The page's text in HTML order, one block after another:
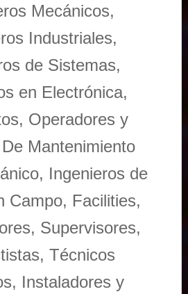
Mecánicos,
Industriales,
de Sistemas,
en Electrónica,
Operadores y
Mantenimiento
Ingenieros de
Campo, Facilities,
Supervisores,
Técnicos
Instaladores y